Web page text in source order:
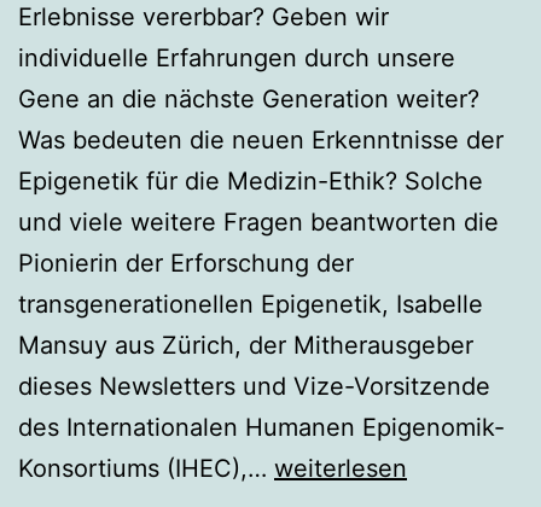
Erlebnisse vererbbar? Geben wir
individuelle Erfahrungen durch unsere
Gene an die nächste Generation weiter?
Was bedeuten die neuen Erkenntnisse der
Epigenetik für die Medizin-Ethik? Solche
und viele weitere Fragen beantworten die
Pionierin der Erforschung der
transgenerationellen Epigenetik, Isabelle
Mansuy aus Zürich, der Mitherausgeber
dieses Newsletters und Vize-Vorsitzende
des Internationalen Humanen Epigenomik-
Konsortiums (IHEC),… Berlin,
weiterlesen